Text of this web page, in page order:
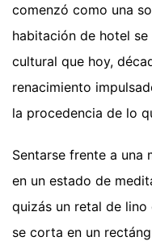
comenzó como una
habitación de hotel
cultural que hoy,
renacimiento
la procedencia de lo
Sentarse frente a una
en un estado de
quizás un retal de
se corta en un